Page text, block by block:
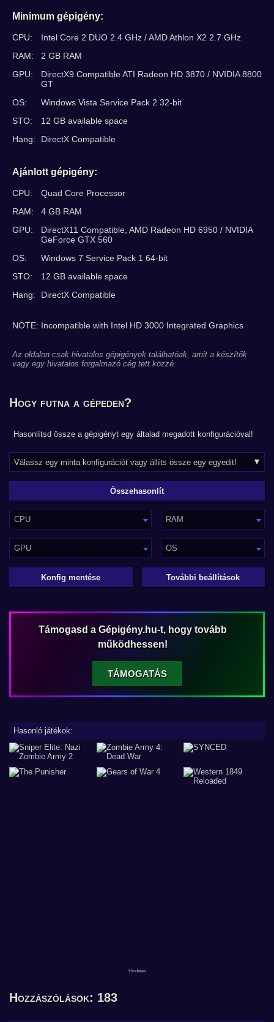
Minimum gépigény:
CPU:
Intel Core 2 DUO 2.4 GHz / AMD Athlon X2 2.7 GHz
RAM:
2 GB RAM
GPU:
DirectX9 Compatible ATI Radeon HD 3870 / NVIDIA 8800
GT
OS:
Windows Vista Service Pack 2 32-bit
STO:
12 GB available space
Hang:
DirectX Compatible
Ajánlott gépigény:
CPU:
Quad Core Processor
RAM:
4 GB RAM
GPU:
DirectX11 Compatible, AMD Radeon HD 6950 / NVIDIA
GeForce GTX 560
OS:
Windows 7 Service Pack 1 64-bit
STO:
12 GB available space
Hang:
DirectX Compatible
NOTE: Incompatible with Intel HD 3000 Integrated Graphics
Az oldalon csak hivatalos gépigények találhatóak, amit a készítők
vagy egy hivatalos forgalmazó cég tett közzé.
Hogy futna a gépeden?
Hasonlítsd össze a gépigényt egy általad megadott konfigurációval!
CPU RAM
GPU OS
Konfig mentése További beállítások
Támogasd a Gépigény.hu-t, hogy tovább
működhessen!
TÁMOGATÁS
Hasonló játékok:
Hozzászólások: 183